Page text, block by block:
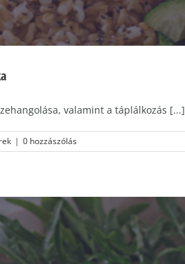
valamint a táplálkozás [...]
| 0 hozzászólás